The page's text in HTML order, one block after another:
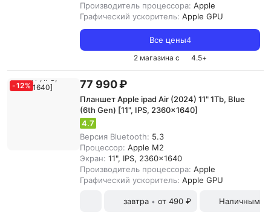
Производитель процессора: Apple
Графический ускоритель: Apple GPU
Все цены4
2 магазина с 4.5+
-12% 77 990 ₽
Планшет Apple ipad Air (2024) 11" 1Tb, Blue
(6th Gen) [11", IPS, 2360x1640]
4.7
Версия Bluetooth: 5.3
Процессор: Apple M2
Экран: 11", IPS, 2360x1640
Производитель процессора: Apple
Графический ускоритель: Apple GPU
завтра • от 490 ₽ Наличными